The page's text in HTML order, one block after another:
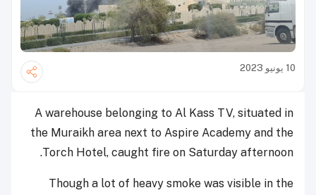
10 يونيو 2023
A warehouse belonging to Al Kass TV, situated in
the Muraikh area next to Aspire Academy and the
Torch Hotel, caught fire on Saturday afternoon.
Though a lot of heavy smoke was visible in the